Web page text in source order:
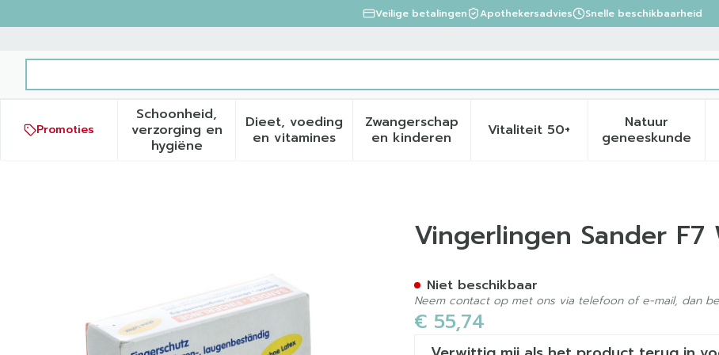
Veilige betalingen Apothekersadvies Snelle beschikbaarheid
Promoties
Schoonheid,
verzorging en
hygiëneToon submenu voor Schoonheid, verzorging en hygiëne categorie
Dieet, voeding
en vitamines
Toon submenu voor Dieet, voeding en vitamines categorie
Zwangerschap
en kinderenToon submenu voor Zwangerschap en
Vitaliteit 50+Toon submenu voor Vitaliteit
Natuur
geneeskunde
Toon
Vingerlingen Sander F7 Wit 50 CovarmedVingerlingen Sander F7
€ 55,74
Niet beschikbaar
Neem contact op met ons via telefoon of e-mail, dan